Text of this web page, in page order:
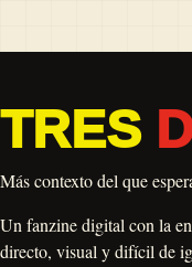
TRES
Más contexto del que
Un fanzine digital con la
directo, visual y difícil de